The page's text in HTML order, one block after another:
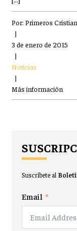
Por: Primeros
|
3 de enero de 2015
|
Noticias
|
Más información
Suscríbete al
Email